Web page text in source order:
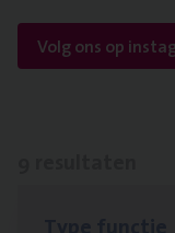
Volg ons op